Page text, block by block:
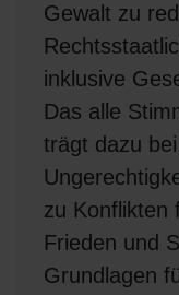
Gewalt zu
inklusive
Das alle
trägt dazu
zu Konflikten
Frieden und
Grundlagen